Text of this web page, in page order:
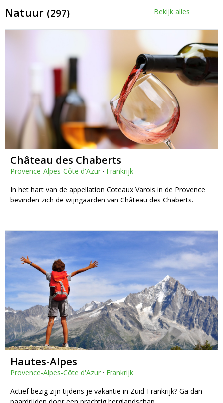
Natuur (297) Bekijk alles
Château des Chaberts
Provence-Alpes-Côte d'Azur · Frankrijk
In het hart van de appellation Coteaux Varois in de Provence
bevinden zich de wijngaarden van Château des Chaberts.
Hautes-Alpes
Provence-Alpes-Côte d'Azur · Frankrijk
Actief bezig zijn tijdens je vakantie in Zuid-Frankrijk? Ga dan